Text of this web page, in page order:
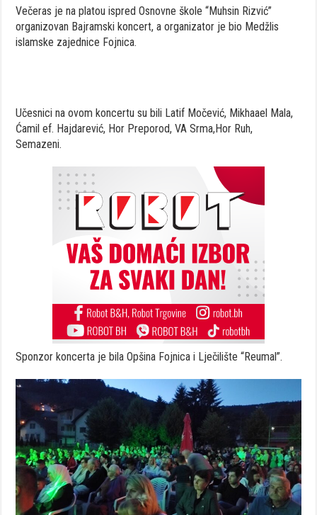
Večeras je na platou ispred Osnovne škole “Muhsin Rizvić”
organizovan Bajramski koncert, a organizator je bio Medžlis
islamske zajednice Fojnica.
Učesnici na ovom koncertu su bili Latif Močević, Mikhaael Mala,
Ćamil ef. Hajdarević, Hor Preporod, VA Srma,Hor Ruh,
Semazeni.
Sponzor koncerta je bila Opšina Fojnica i Lječilište “Reumal”.